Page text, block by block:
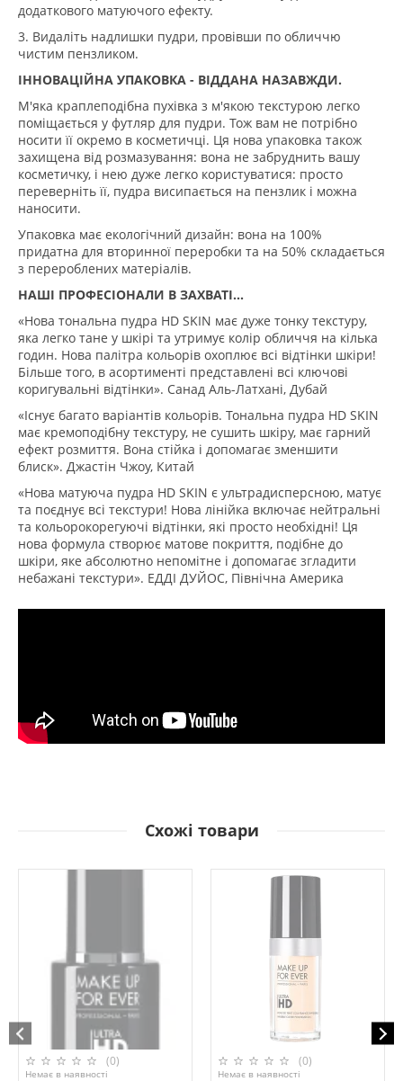
додаткового матуючого ефекту.
3. Видаліть надлишки пудри, провівши по обличчю
чистим пензликом.
ІННОВАЦІЙНА УПАКОВКА - ВІДДАНА НАЗАВЖДИ.
М'яка краплеподібна пухівка з м'якою текстурою легко
поміщається у футляр для пудри. Тож вам не потрібно
носити її окремо в косметичці. Ця нова упаковка також
захищена від розмазування: вона не забруднить вашу
косметичку, і нею дуже легко користуватися: просто
переверніть її, пудра висипається на пензлик і можна
наносити.
Упаковка має екологічний дизайн: вона на 100%
придатна для вторинної переробки та на 50% складається
з перероблених матеріалів.
НАШІ ПРОФЕСІОНАЛИ В ЗАХВАТІ...
«Нова тональна пудра HD SKIN має дуже тонку текстуру,
яка легко тане у шкірі та утримує колір обличчя на кілька
годин. Нова палітра кольорів охоплює всі відтінки шкіри!
Більше того, в асортименті представлені всі ключові
коригувальні відтінки». Санад Аль-Латхані, Дубай
«Існує багато варіантів кольорів. Тональна пудра HD SKIN
має кремоподібну текстуру, не сушить шкіру, має гарний
ефект розмиття. Вона стійка і допомагає зменшити
блиск». Джастін Чжоу, Китай
«Нова матуюча пудра HD SKIN є ультрадисперсною, матує
та поєднує всі текстури! Нова лінійка включає нейтральні
та кольорокорегуючі відтінки, які просто необхідні! Ця
нова формула створює матове покриття, подібне до
шкіри, яке абсолютно непомітне і допомагає згладити
небажані текстури». ЕДДІ ДУЙОС, Північна Америка
Схожі товари
(0)
Немає в наявності
(0)
Немає в наявності